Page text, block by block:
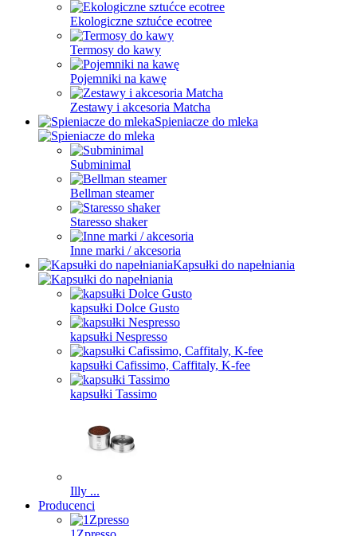
Ekologiczne sztućce ecotree
Termosy do kawy
Pojemniki na kawę
Zestawy i akcesoria Matcha
Spieniacze do mleka
Subminimal
Bellman steamer
Staresso shaker
Inne marki / akcesoria
Kapsułki do napełniania
kapsułki Dolce Gusto
kapsułki Nespresso
kapsułki Cafissimo, Caffitaly, K-fee
kapsułki Tassimo
Illy ...
Producenci